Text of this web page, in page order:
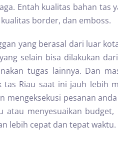
Entah kualitas bahan tas
border, dan emboss.
yang berasal dari luar
selain bisa dilakukan
tugas lainnya. Dan
Riau saat ini jauh lebih
mengeksekusi pesanan
atau menyesuaikan
lebih cepat dan tepat waktu.